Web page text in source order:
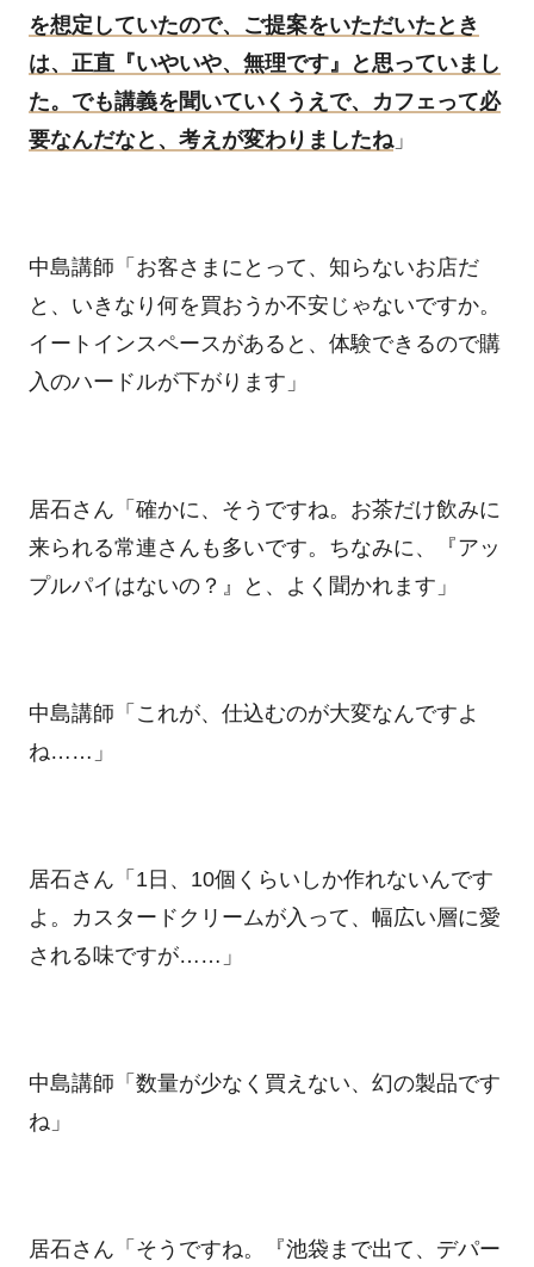
を想定していたので、ご提案をいただいたとき
は、正直『いやいや、無理です』と思っていまし
た。でも講義を聞いていくうえで、カフェって必
要なんだなと、考えが変わりましたね」
中島講師「お客さまにとって、知らないお店だ
と、いきなり何を買おうか不安じゃないですか。
イートインスペースがあると、体験できるので購
入のハードルが下がります」
居石さん「確かに、そうですね。お茶だけ飲みに
来られる常連さんも多いです。ちなみに、『アッ
プルパイはないの？』と、よく聞かれます」
中島講師「これが、仕込むのが大変なんですよ
ね……」
居石さん「1日、10個くらいしか作れないんです
よ。カスタードクリームが入って、幅広い層に愛
される味ですが……」
中島講師「数量が少なく買えない、幻の製品です
ね」
居石さん「そうですね。『池袋まで出て、デパー